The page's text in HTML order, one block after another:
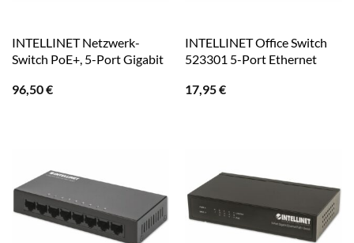
INTELLINET Netzwerk-
Switch PoE+, 5-Port Gigabit
96,50€
INTELLINET Office Switch
523301 5-Port Ethernet
17,95€